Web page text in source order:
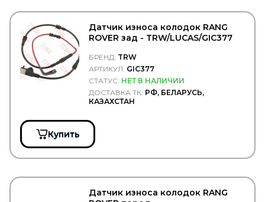
S&K
S&K GMBH
SACHS
SAF
SAKURA
SAMKO
SAMPA
SAT
Sauer
SCANIA
SCHMITZ
SCHOMAECKER
Датчик износа колодок RANG
ROVER зад - TRW/LUCAS/GIC377
БРЕНД: TRW
АРТИКУЛ: GIC377
СТАТУС: НЕТ В НАЛИЧИИ
ДОСТАВКА ТК: РФ, БЕЛАРУСЬ,
КАЗАХСТАН
Купить
Датчик износа колодок RANG